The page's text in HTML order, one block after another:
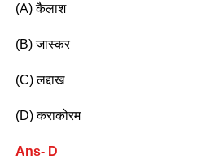
(A) कैलाश
(B) जास्कर
(C) लद्दाख
(D) कराकोरम
Ans- D